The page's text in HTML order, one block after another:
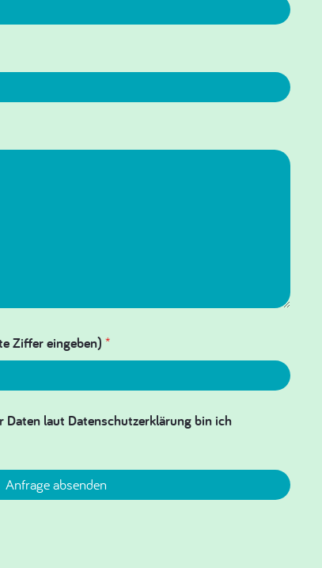
Ziffer eingeben) *
Daten laut Datenschutzerklärung bin ich